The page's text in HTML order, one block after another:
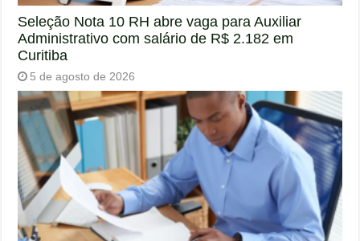
Seleção Nota 10 RH abre vaga para Auxiliar
Administrativo com salário de R$ 2.182 em
Curitiba
5 de agosto de 2026